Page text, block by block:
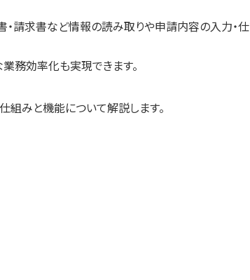
請求書など情報の読み取りや申請内容の入力・
務効率化も実現できます。
組みと機能について解説します。